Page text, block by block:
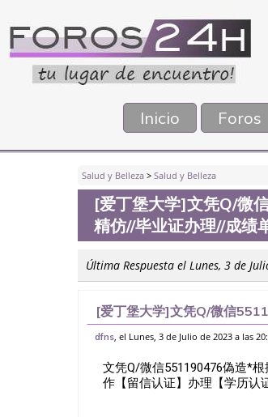
Inicio Foros
Salud y Belleza > Salud y Belleza
[爱丁堡大学]文凭Q/微
精仿//毕业证办理//成绩
Última Respuesta el Lunes, 3 de
[爱丁堡大学]文凭Q/微信
证办理//成绩单修改//文凭制作
dfns, el Lunes, 3 de Julio de 2023 a las
文凭Q/微信551190476偽造*
作【留信认证】办理【学历认